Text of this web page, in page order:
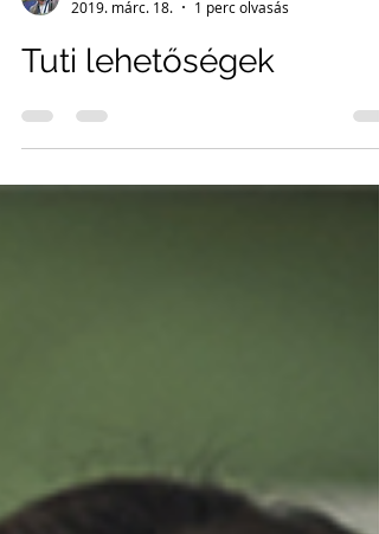
NJ
2019. márc. 18.
1 perc olvasás
Tuti lehetőségek